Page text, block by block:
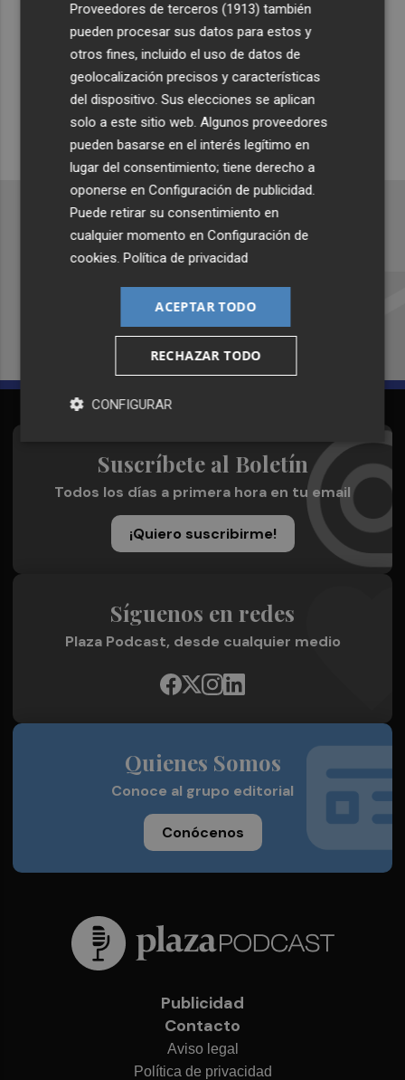
Suscríbete al canal de
Whatsapp
Siempre al día de las últimas noticias
¡Quiero suscribirme!
Recibe toda la actualidad de
Plaza Podcast en tu correo
Quiero suscribirme
Suscríbete al Boletín
Todos los días a primera hora en tu email
¡Quiero suscribirme!
Síguenos en redes
Plaza Podcast, desde cualquier medio
Quienes Somos
Conoce al grupo editorial
Conócenos
Publicidad
Contacto
Aviso legal
Política de privacidad
Proveedores de terceros (1913) también
pueden procesar sus datos para estos y
otros fines, incluido el uso de datos de
geolocalización precisos y características
del dispositivo. Sus elecciones se aplican
solo a este sitio web. Algunos proveedores
pueden basarse en el interés legítimo en
lugar del consentimiento; tiene derecho a
oponerse enConfiguración de publicidad.
Puede retirar su consentimiento en
cualquier momento enConfiguración de
cookies.Política de privacidad
ACEPTAR TODO
RECHAZAR TODO
CONFIGURAR